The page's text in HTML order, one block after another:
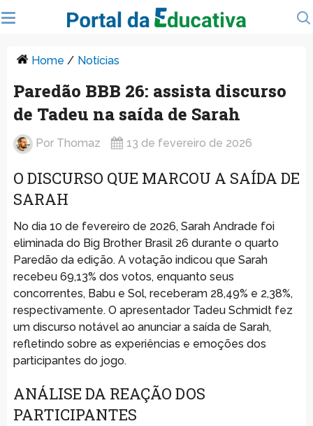
Home / Notícias
Paredão BBB 26: assista discurso
de Tadeu na saída de Sarah
Por Thomaz 13 de fevereiro de 2026
O DISCURSO QUE MARCOU A SAÍDA DE
SARAH
No dia 10 de fevereiro de 2026, Sarah Andrade foi
eliminada do Big Brother Brasil 26 durante o quarto
Paredão da edição. A votação indicou que Sarah
recebeu 69,13% dos votos, enquanto seus
concorrentes, Babu e Sol, receberam 28,49% e 2,38%,
respectivamente. O apresentador Tadeu Schmidt fez
um discurso notável ao anunciar a saída de Sarah,
refletindo sobre as experiências e emoções dos
participantes do jogo.
ANÁLISE DA REAÇÃO DOS
PARTICIPANTES